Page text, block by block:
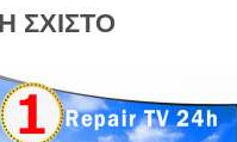
ΣΧΙΣΤΟ